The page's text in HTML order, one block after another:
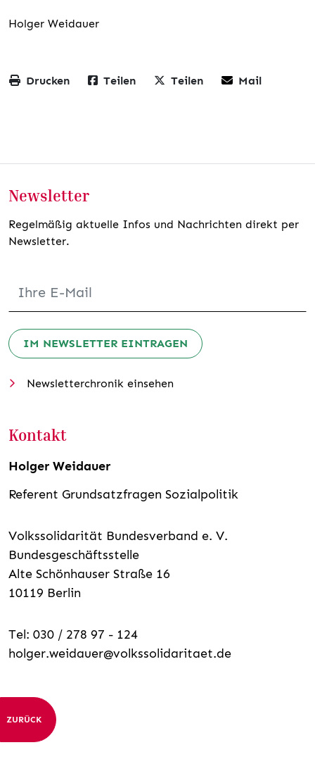
Holger Weidauer
Drucken Teilen Teilen Mail
Newsletter
Regelmäßig aktuelle Infos und Nachrichten direkt per
Newsletter.
IM NEWSLETTER EINTRAGEN
Newsletterchronik einsehen
Kontakt
Holger Weidauer
Referent Grundsatzfragen Sozialpolitik
Volkssolidarität Bundesverband e. V.
Bundesgeschäftsstelle
Alte Schönhauser Straße 16
10119 Berlin
Tel: 030 / 278 97 - 124
holger.weidauer@volkssolidaritaet.de
ZURÜCK